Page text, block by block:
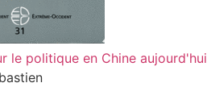
le politique en Chine aujourd'hui